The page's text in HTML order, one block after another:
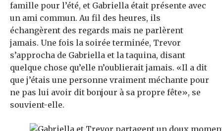
famille pour l’été, et Gabriella était présente avec
un ami commun. Au fil des heures, ils
échangèrent des regards mais ne parlèrent
jamais. Une fois la soirée terminée, Trevor
s’approcha de Gabriella et la taquina, disant
quelque chose qu’elle n’oublierait jamais. «Il a dit
que j’étais une personne vraiment méchante pour
ne pas lui avoir dit bonjour à sa propre fête», se
souvient-elle.